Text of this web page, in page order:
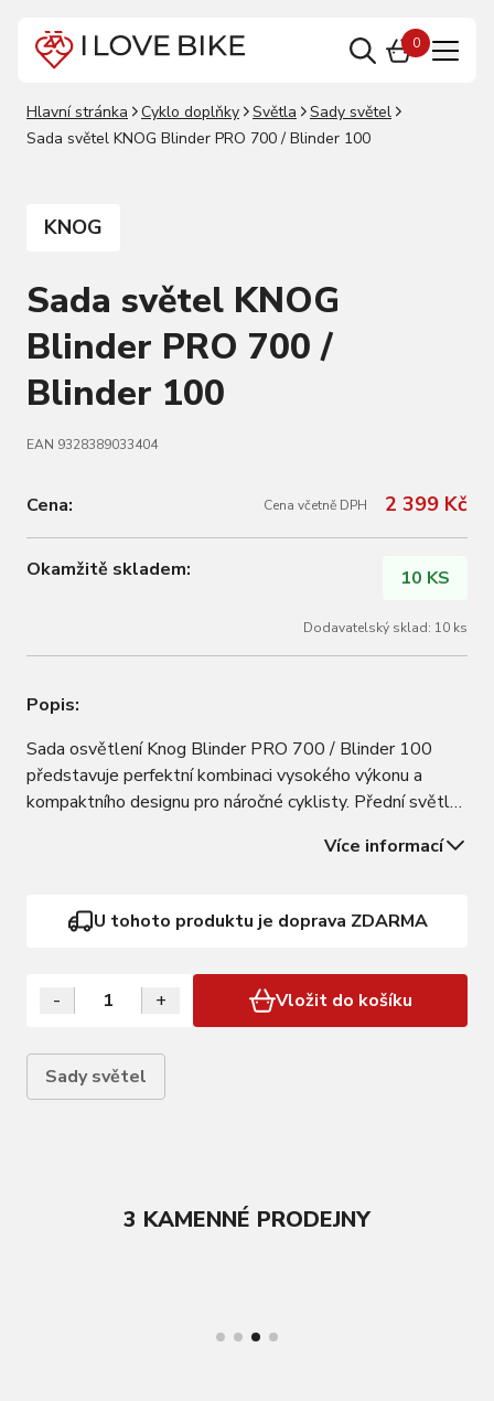
0
Hlavní stránka Cyklo doplňky Světla
Sady světel
Sada světel KNOG Blinder PRO 700 / Blinder 100
KNOG
Sada světel KNOG
Blinder PRO 700 /
Blinder 100
EAN 9328389033404
Cena: Cena včetně DPH 2 399 Kč
Okamžitě skladem: 10 KS
Dodavatelský sklad: 10 ks
Popis:
Sada osvětlení Knog Blinder PRO 700 / Blinder 100
představuje perfektní kombinaci vysokého výkonu a
kompaktního designu pro náročné cyklisty. Přední světlo
intenzivní světelný tok 700 lumenů, který díky precizní
Více informací
U tohoto produktu je doprava ZDARMA
- + Vložit do košíku
Sady světel
3 KAMENNÉ PRODEJNY
Sada světel KNOG Blinder PRO 700 / Blinder